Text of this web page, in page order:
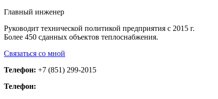
Главный инженер
Руководит технической политикой предприятия с 2015 г.
Более 450 сданных объектов теплоснабжения.
Связаться со мной
Телефон: +7 (851) 299-2015
Телефон: